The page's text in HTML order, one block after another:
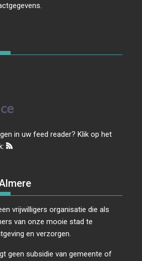
in uw feed reader? Klik op het
vrijwilligers organisatie die als
van onze mooie stad te
en verzorgen.
geen subsidie van gemeente of